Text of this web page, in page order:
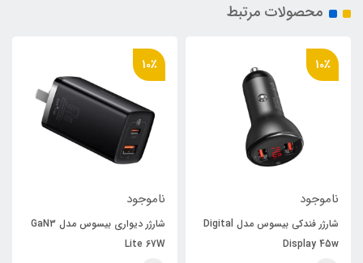
محصولات مرتبط
10٪
ناموجود
شارژر فندکی بیسوس مدل Digital
Display 45w
10٪
ناموجود
شارژر دیواری بیسوس مدل GaN3
Lite 67W